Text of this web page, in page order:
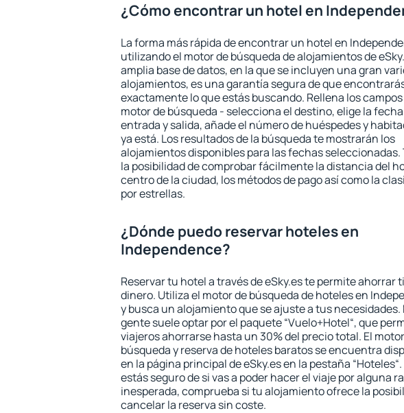
¿Cómo encontrar un hotel en
La forma más rápida de encontrar un hotel en
utilizando el motor de búsqueda de alojamientos de
amplia base de datos, en la que se incluyen una gran
alojamientos, es una garantía segura de que
exactamente lo que estás buscando. Rellena los campos
motor de búsqueda - selecciona el destino, elige la
entrada y salida, añade el número de huéspedes y
ya está. Los resultados de la búsqueda te mostrarán los
alojamientos disponibles para las fechas seleccionadas.
la posibilidad de comprobar fácilmente la distancia del
centro de la ciudad, los métodos de pago así como la
por estrellas.
¿Dónde puedo reservar hoteles en
Independence?
Reservar tu hotel a través de eSky.es te permite ahorrar
dinero. Utiliza el motor de búsqueda de hoteles en
y busca un alojamiento que se ajuste a tus necesidades.
gente suele optar por el paquete “Vuelo+Hotel“, que
viajeros ahorrarse hasta un 30% del precio total. El
búsqueda y reserva de hoteles baratos se encuentra
en la página principal de eSky.es en la pestaña
estás seguro de si vas a poder hacer el viaje por alguna
inesperada, comprueba si tu alojamiento ofrece la
cancelar la reserva sin coste.